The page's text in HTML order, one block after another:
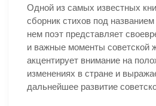
Одной из самых известных
сборник стихов под
нем поэт представляет
и важные моменты советской
акцентирует внимание на
изменениях в стране и
дальнейшее развитие